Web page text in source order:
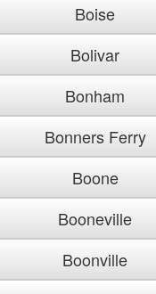
Boise
Bolivar
Bonham
Bonners Ferry
Boone
Booneville
Boonville